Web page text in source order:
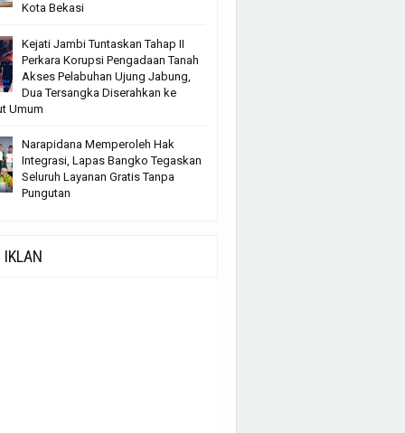
Kota Bekasi
Kejati Jambi Tuntaskan Tahap II
Perkara Korupsi Pengadaan Tanah
Akses Pelabuhan Ujung Jabung,
Dua Tersangka Diserahkan ke
Umum
Narapidana Memperoleh Hak
Integrasi, Lapas Bangko Tegaskan
Seluruh Layanan Gratis Tanpa
Pungutan
IKLAN